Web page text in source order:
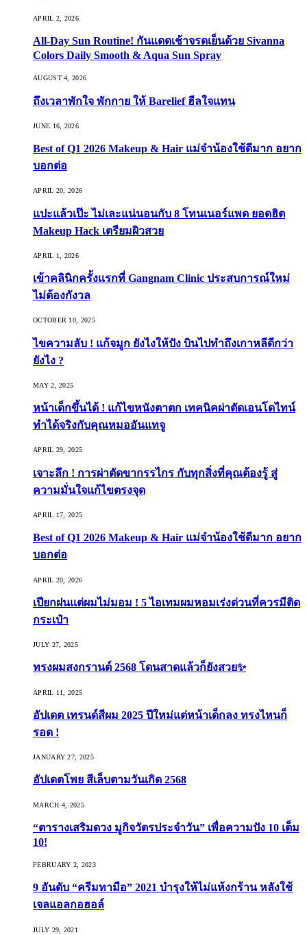
APRIL 2, 2026
All-Day Sun Routine! กันแดดเช้าจรดเย็นด้วย Sivanna
Colors Daily Smooth & Aqua Sun Spray
AUGUST 4, 2026
ถึงเวลาพักใจ พักกาย ให้ Barelief ฮีลใจแทน
JUNE 16, 2026
Best of Q1 2026 Makeup & Hair แม่จ๋าน้องใช้ดีมาก อยาก
บอกต่อ
APRIL 20, 2026
แปะแล้วเป๊ะ ไม่เละแน่นอนกับ 8 โทนเนอร์แพด ยอดฮิต
Makeup Hack เตรียมผิวสวย
APRIL 1, 2026
เข้าคลินิกครั้งแรกที่ Gangnam Clinic ประสบการณ์ใหม่
ไม่ต้องกังวล
OCTOBER 10, 2025
ไขความลับ ! แก้จมูก ยังไงให้ปัง บินไปทำถึงเกาหลีดีกว่า
ยังไง ?
MAY 2, 2025
หน้าเด็กขึ้นได้ ! แก้ไขหนังตาตก เทคนิคผ่าตัดเอนโดไทน์
ทำได้จริงกับคุณหมออันแทจู
APRIL 29, 2025
เจาะลึก ! การผ่าตัดขากรรไกร กับทุกสิ่งที่คุณต้องรู้ สู่
ความมั่นใจแก้ไขตรงจุด
APRIL 17, 2025
Best of Q1 2026 Makeup & Hair แม่จ๋าน้องใช้ดีมาก อยาก
บอกต่อ
APRIL 20, 2026
เปียกฝนแต่ผมไม่มอม ! 5 ไอเทมผมหอมเร่งด่วนที่ควรมีติด
กระเป๋า
JULY 27, 2025
ทรงผมสงกรานต์ 2568 โดนสาดแล้วก็ยังสวย✨
APRIL 11, 2025
อัปเดต เทรนด์สีผม 2025 ปีใหม่แต่หน้าเด็กลง ทรงไหนก็
รอด !
JANUARY 27, 2025
อัปเดตโพย สีเล็บตามวันเกิด 2568
MARCH 4, 2025
“ตารางเสริมดวง มูกิจวัตรประจำวัน” เพื่อความปัง 10 เต็ม
10!
FEBRUARY 2, 2023
9 อันดับ “ครีมทามือ” 2021 บำรุงให้ไม่แห้งกร้าน หลังใช้
เจลแอลกอฮอล์
JULY 29, 2021